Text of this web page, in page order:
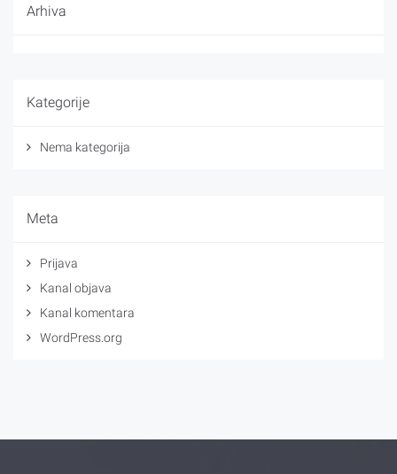
Arhiva
Kategorije
Nema kategorija
Meta
Prijava
Kanal objava
Kanal komentara
WordPress.org